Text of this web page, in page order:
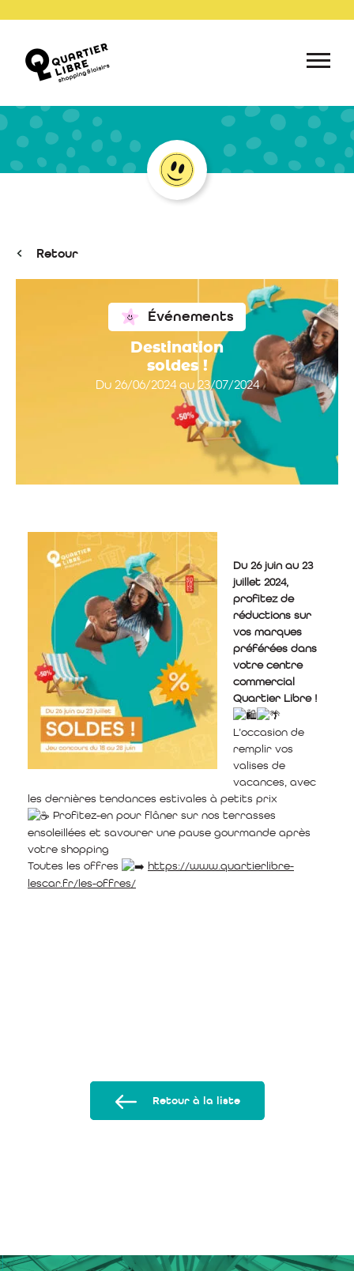
Retour
Événements
Destination
soldes !
Du 26/06/2024 au 23/07/2024
Du 26 juin au 23
juillet 2024,
profitez de
réductions sur
vos marques
préférées dans
votre centre
commercial
Quartier Libre !
L’occasion de
remplir vos
valises de
vacances, avec
les dernières tendances estivales à petits prix
Profitez-en pour flâner sur nos terrasses
ensoleillées et savourer une pause gourmande après
votre shopping
Toutes les offres
https://www.quartierlibre-
lescar.fr/les-offres/
Retour à la liste